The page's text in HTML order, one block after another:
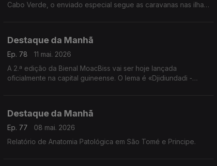
Cabo Verde, o enviado especial segue as caravanas nas ilhas
Destaque da Manhã
Ep. 78
11 mai. 2026
A 2.ª edição da Bienal MoacBiss vai ser hoje lançada
oficialmente na capital guineense. O lema é «Djidiundadi -
Destaque da Manhã
Ep. 77
08 mai. 2026
Relatório de Anatomia Patológica em São Tomé e Principe.